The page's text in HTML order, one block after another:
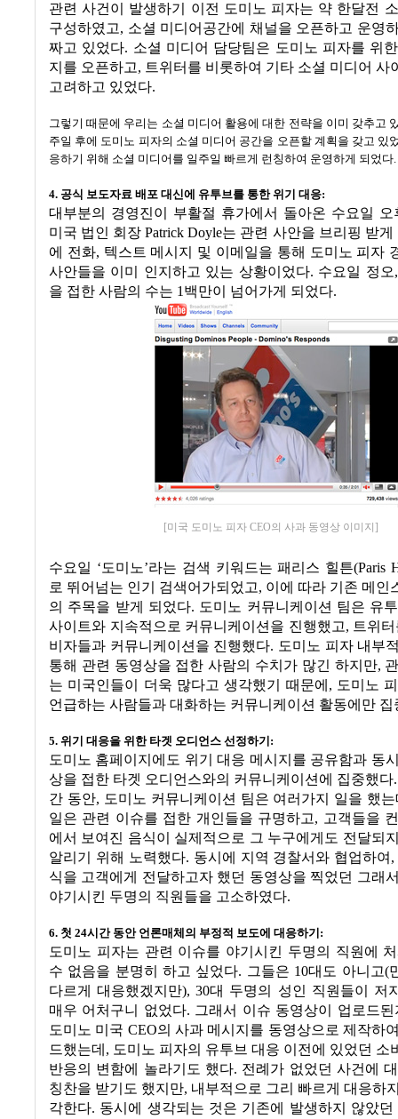
관련 사건이 발생하기 이전 도미노 피자는 약 한달전
구성하였고, 소셜 미디어공간에 채널을 오픈하고 운영
짜고 있었다. 소셜 미디어 담당팀은 도미노 피자를 위
지를 오픈하고, 트위터를 비롯하여 기타 소셜 미디어 사
고려하고 있었다.
그렇기 때문에 우리는 소셜 미디어 활용에 대한 전략을 이미 갖추고
주일 후에 도미노 피자의 소셜 미디어 공간을 오픈할 계획을 갖고 있
응하기 위해 소셜 미디어를 일주일 빠르게 런칭하여 운영하게 되었다.
4. 공식 보도자료 배포 대신에 유투브를 통한 위기 대응:
대부분의 경영진이 부활절 휴가에서 돌아온 수요일 오
미국 법인 회장 Patrick Doyle는 관련 사안을 브리핑 받게
에 전화, 텍스트 메시지 및 이메일을 통해 도미노 피자
사안들을 이미 인지하고 있는 상황이었다. 수요일 정오
을 접한 사람의 수는 1백만이 넘어가게 되었다.
[미국 도미노 피자 CEO의 사과 동영상 이미지]
수요일 ‘도미노’라는 검색 키워드는 패리스 힐튼(Paris
로 뛰어넘는 인기 검색어가되었고, 이에 따라 기존 메인
의 주목을 받게 되었다. 도미노 커뮤니케이션 팀은 유
사이트와 지속적으로 커뮤니케이션을 진행했고, 트위
비자들과 커뮤니케이션을 진행했다. 도미노 피자 내부
통해 관련 동영상을 접한 사람의 수치가 많긴 하지만,
는 미국인들이 더욱 많다고 생각했기 때문에 , 도미노
언급하는 사람들과 대화하는 커뮤니케이션 활동에만 집
5. 위기 대응을 위한 타겟 오디언스 선정하기 :
도미노 홈페이지에도 위기 대응 메시지를 공유함과 동
상을 접한 타겟 오디언스와의 커뮤니케이션에 집중했다
간 동안, 도미노 커뮤니케이션 팀은 여러가지 일을 했
일은 관련 이슈를 접한 개인들을 규명하고, 고객들을
에서 보여진 음식이 실제적으로 그 누구에게도 전달되
알리기 위해 노력했다. 동시에 지역 경찰서와 협업하여
식을 고객에게 전달하고자 했던 동영상을 찍었던 그래
야기시킨 두명의 직원들을 고소하였다.
6. 첫 24시간 동안 언론매체의 부정적 보도에 대응하기 :
도미노 피자는 관련 이슈를 야기시킨 두명의 직원에
수 없음을 분명히 하고 싶었다. 그들은 10대도 아니고(
다르게 대응했겠지만), 30대 두명의 성인 직원들이 저
매우 어처구니 없었다. 그래서 이슈 동영상이 업로드된
도미노 미국 CEO의 사과 메시지를 동영상으로 제작하
드했는데 , 도미노 피자의 유투브 대응 이전에 있었던 소
반응의 변함에 놀라기도 했다. 전례가 없었던 사건에
칭찬을 받기도 했지만, 내부적으로 그리 빠르게 대응하
각한다. 동시에 생각되는 것은 기존에 발생하지 않았